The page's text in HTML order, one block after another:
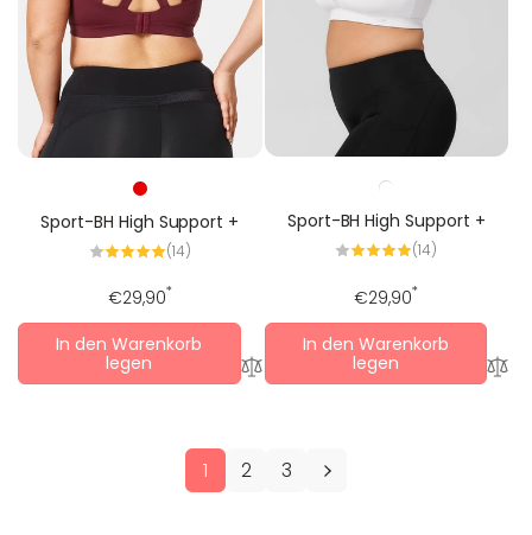
Sport-BH High Support +
(14)14
Regulärer
Preis
€29,90*
In den Warenkorb
legen
Sport-BH High Support +
(14)
Regulärer
Preis
€29,90*
In den Warenkorb
legen
1 2 3